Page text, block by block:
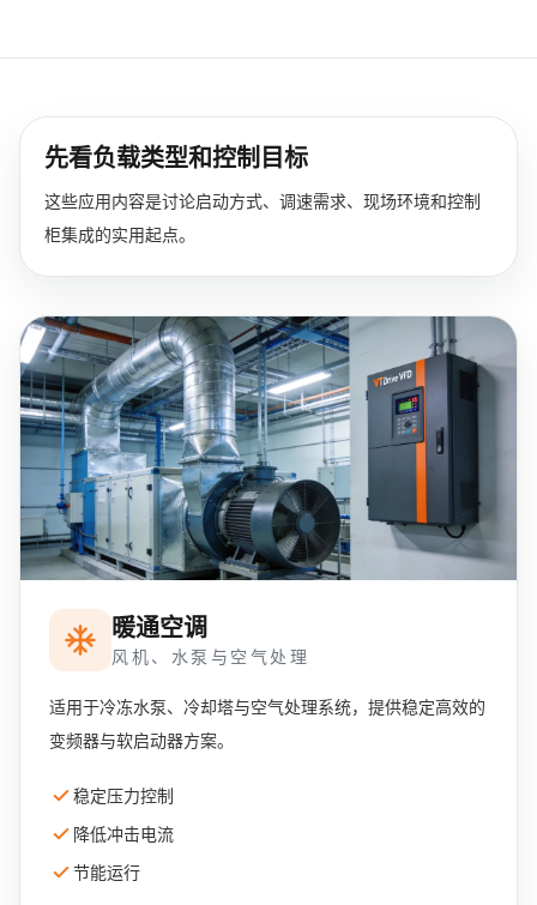
先看负载类型和控制目标
这些应用内容是讨论启动方式、调速需求、现场环境和控制
柜集成的实用起点。
暖通空调
风机、水泵与空气处理
适用于冷冻水泵、冷却塔与空气处理系统，提供稳定高效的
变频器与软启动器方案。
稳定压力控制
降低冲击电流
节能运行